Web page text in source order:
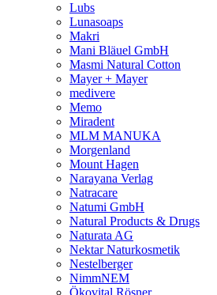
Lubs
Lunasoaps
Makri
Mani Bläuel GmbH
Masmi Natural Cotton
Mayer + Mayer
medivere
Memo
Miradent
MLM MANUKA
Morgenland
Mount Hagen
Narayana Verlag
Natracare
Natumi GmbH
Natural Products & Drugs
Naturata AG
Nektar Naturkosmetik
Nestelberger
NimmNEM
Ökovital Rösner